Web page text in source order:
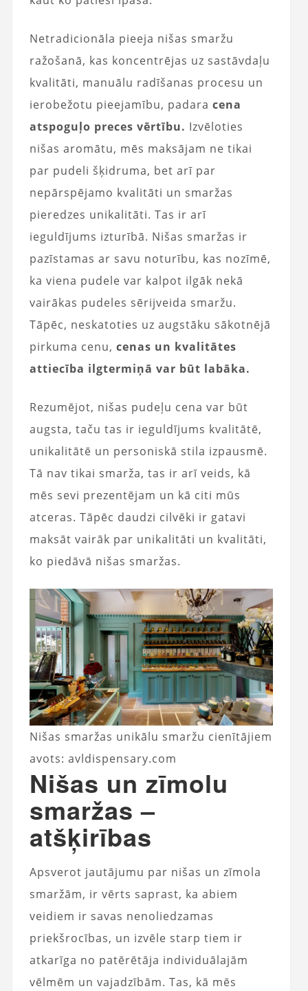
Netradicionāla pieeja nišas smaržu
ražošanā, kas koncentrējas uz sastāvdaļu
kvalitāti, manuālu radīšanas procesu un
ierobežotu pieejamību, padara cena
atspoguļo preces vērtību. Izvēloties
nišas aromātu, mēs maksājam ne tikai
par pudeli šķidruma, bet arī par
nepārspējamo kvalitāti un smaržas
pieredzes unikalitāti. Tas ir arī
ieguldījums izturībā. Nišas smaržas ir
pazīstamas ar savu noturību, kas nozīmē,
ka viena pudele var kalpot ilgāk nekā
vairākas pudeles sērijveida smaržu.
Tāpēc, neskatoties uz augstāku sākotnējā
pirkuma cenu, cenas un kvalitātes
attiecība ilgtermiņā var būt labāka.
Rezumējot, nišas pudeļu cena var būt
augsta, taču tas ir ieguldījums kvalitātē,
unikalitātē un personiskā stila izpausmē.
Tā nav tikai smarža, tas ir arī veids, kā
mēs sevi prezentējam un kā citi mūs
atceras. Tāpēc daudzi cilvēki ir gatavi
maksāt vairāk par unikalitāti un kvalitāti,
ko piedāvā nišas smaržas.
Nišas smaržas unikālu smaržu cienītājiem
avots: avldispensary.com
Nišas un zīmolu
smaržas –
atšķirības
Apsverot jautājumu par nišas un zīmola
smaržām, ir vērts saprast, ka abiem
veidiem ir savas nenoliedzamas
priekšrocības, un izvēle starp tiem ir
atkarīga no patērētāja individuālajām
vēlmēm un vajadzībām. Tas, kā mēs